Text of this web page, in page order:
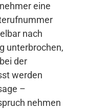
eine
nach
unterbrochen,
der
werden
–
nehmen